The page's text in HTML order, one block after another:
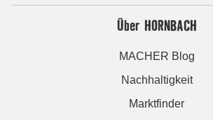
Über HORNBACH
MACHER Blog
Nachhaltigkeit
Marktfinder